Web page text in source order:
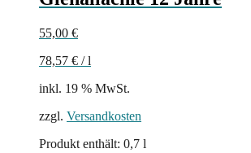
55,00 €
78,57 € /l
inkl. 19 % MwSt.
zzgl. Versandkosten
Produkt enthält: 0,7 l